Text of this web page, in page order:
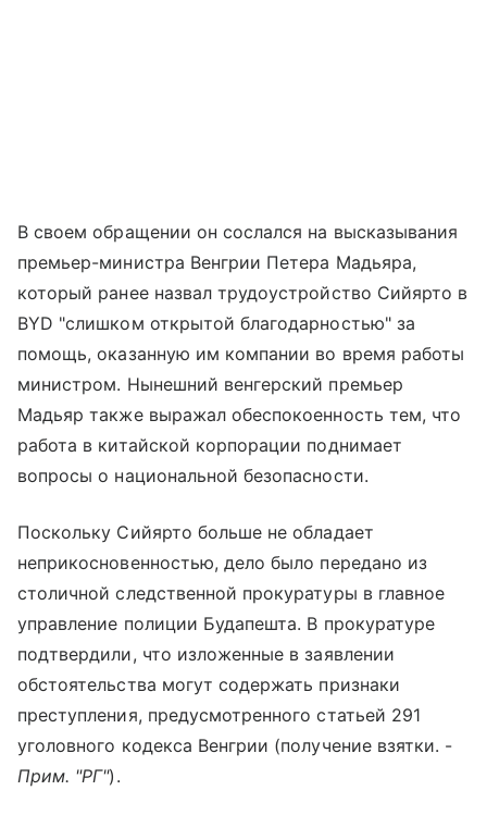
В своем обращении он сослался на высказывания
премьер-министра Венгрии Петера Мадьяра,
который ранее назвал трудоустройство Сийярто в
BYD "слишком открытой благодарностью" за
помощь, оказанную им компании во время работы
министром. Нынешний венгерский премьер
Мадьяр также выражал обеспокоенность тем, что
работа в китайской корпорации поднимает
вопросы о национальной безопасности.
Поскольку Сийярто больше не обладает
неприкосновенностью, дело было передано из
столичной следственной прокуратуры в главное
управление полиции Будапешта. В прокуратуре
подтвердили, что изложенные в заявлении
обстоятельства могут содержать признаки
преступления, предусмотренного статьей 291
уголовного кодекса Венгрии (получение взятки. -
Прим. "РГ").